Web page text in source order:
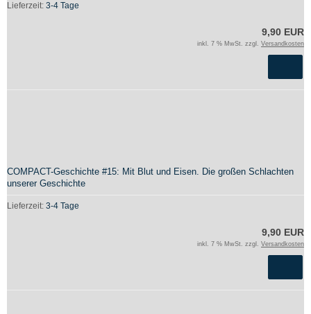
Lieferzeit: 3-4 Tage
9,90 EUR
inkl. 7 % MwSt. zzgl. Versandkosten
COMPACT-Geschichte #15: Mit Blut und Eisen. Die großen Schlachten
unserer Geschichte
Lieferzeit: 3-4 Tage
9,90 EUR
inkl. 7 % MwSt. zzgl. Versandkosten